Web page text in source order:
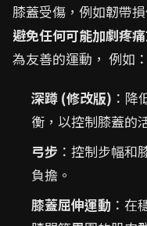
膝蓋受傷，例如韌帶
避免任何可能加劇疼
為友善的運動， 例如：
深蹲 (修改版) ：降
衡，以控制膝蓋的
弓步 ：控制步幅和
負擔。
膝蓋屈伸運動 ：在